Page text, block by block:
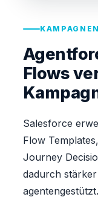
Flows
Salesforce
Flow
Journey
dadurch
agentengestützt.